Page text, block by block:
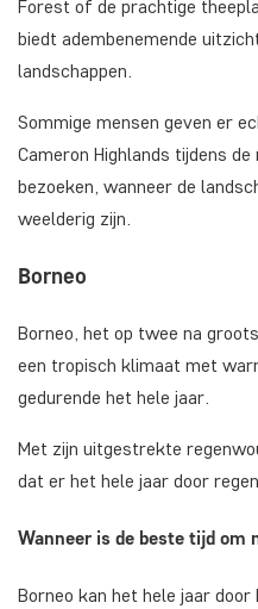
Forest of de prachtige
biedt adembenemende
landschappen.
Sommige mensen geven er
Cameron Highlands tijdens
bezoeken, wanneer de
weelderig zijn.
Borneo
Borneo, het op twee na
een tropisch klimaat met
gedurende het hele jaar.
Met zijn uitgestrekte
dat er het hele jaar door
Wanneer is de beste tijd om
Borneo kan het hele jaar